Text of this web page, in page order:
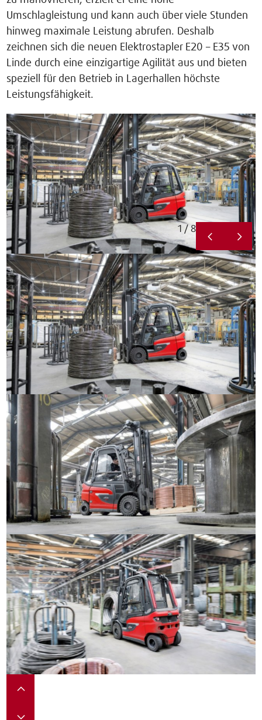
Umschlagleistung und kann auch über viele Stunden
hinweg maximale Leistung abrufen. Deshalb
zeichnen sich die neuen Elektrostapler E20 – E35 von
Linde durch eine einzigartige Agilität aus und bieten
speziell für den Betrieb in Lagerhallen höchste
Leistungsfähigkeit.
1 / 8